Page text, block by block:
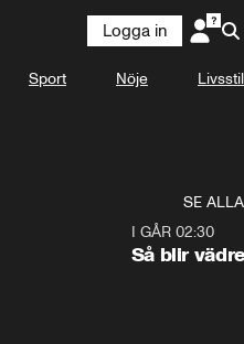
Logga in
Sport Nöje Livsstil
SE ALLA
I GÅR 02:30
Så blir